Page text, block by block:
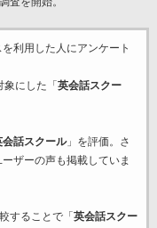
利用した 人にアンケート
象にした「 英会話スクー
会話スクール」を評価。さ
ザーの声も掲載していま
することで「 英会話スクー